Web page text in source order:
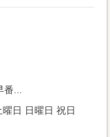
...
日 日曜日 祝日